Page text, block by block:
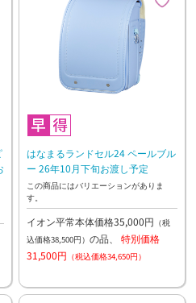
はなまるランドセル24 ペールブル
ー 26年10月下旬お渡し予定
この商品にはバリエーションがありま
す。
イオン平常本体価格35,000円 （税
込価格38,500円） の品、 特別価格
31,500円 （税込価格34,650円）